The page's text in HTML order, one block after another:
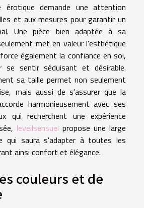
érotique demande une attention
et aux mesures pour garantir un
Une pièce bien adaptée à sa
met en valeur l'esthétique
également la confiance en soi,
se sentir séduisant et désirable.
sa taille permet non seulement
mais aussi de s'assurer que la
harmonieusement avec ses
qui recherchent une expérience
leveilsensuel propose une large
qui saura s'adapter à toutes les
ainsi confort et élégance.
couleurs et de